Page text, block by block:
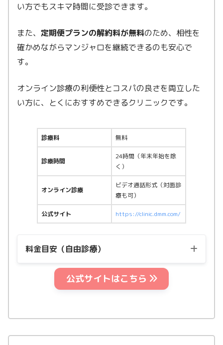
い方でもスキマ時間に受診できます。
また、 定期便プランの解約料が無料のため、相性を
確かめながらマンジャロを継続できるのも安心で
す。
オンライン診療の利便性とコスパの良さを両立した
い方に、とくにおすすめできるクリニックです。
診療料 無料
診療時間
24時間（年末年始を除
く）
オンライン診療
ビデオ通話形式（対面診
療も可）
公式サイト https://clinic.dmm.com/
料金目安（自由診療）
用量
1ヶ月定期便の料金（税
マンジャロ5.0mg 48,900円〜
公式サイトはこちら